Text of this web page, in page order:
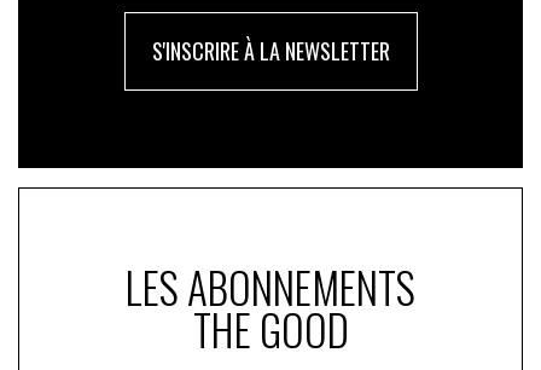
S'INSCRIRE À LA NEWSLETTER
LES ABONNEMENTS
THE GOOD